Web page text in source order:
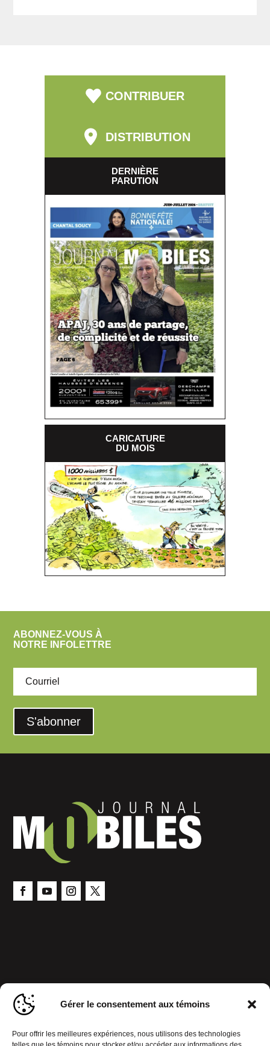
Gérer le consentement aux témoins
Pour offrir les meilleures expériences, nous utilisons des technologies
CONTRIBUER
DISTRIBUTION
DERNIÈRE
PARUTION
CARICATURE
DU MOIS
ABONNEZ-VOUS À
NOTRE INFOLETTRE
S'abonner